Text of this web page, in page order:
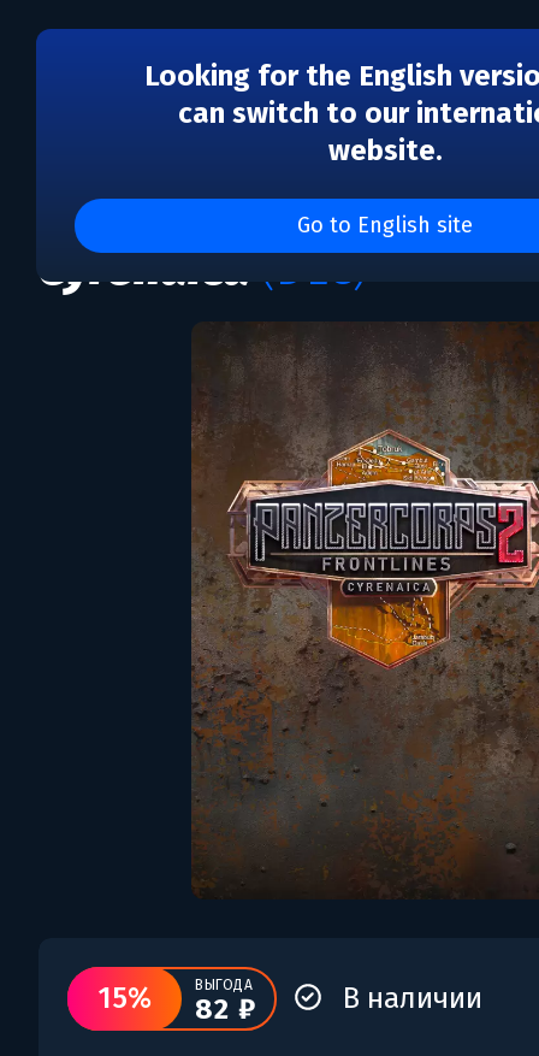
Looking for the English
can switch to our
website.
Go to English site
Panzer Corps 2:
Cyrenaica(DLC)
DLC
15% ВЫГОДА
82 ₽ В наличии